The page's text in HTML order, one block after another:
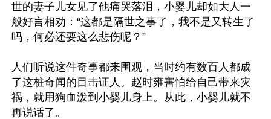
世的妻子儿女见了他痛哭落泪，小婴儿却如大人一
般好言相劝：“这都是隔世之事了，我不是又转生了
吗，何必还要这么悲伤呢？”
人们听说这件奇事都来围观，当时约有数百人都成
了这桩奇闻的目击证人。赵时雍害怕给自己带来灾
祸，就用狗血泼到小婴儿身上。从此，小婴儿就不
再说话了。